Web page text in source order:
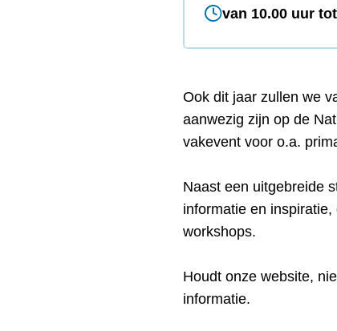
van 10.00 uur
Ook dit jaar zullen we
aanwezig zijn op de
vakevent voor o.a.
Naast een uitgebreide
informatie en
workshops.
Houdt onze website,
informatie.